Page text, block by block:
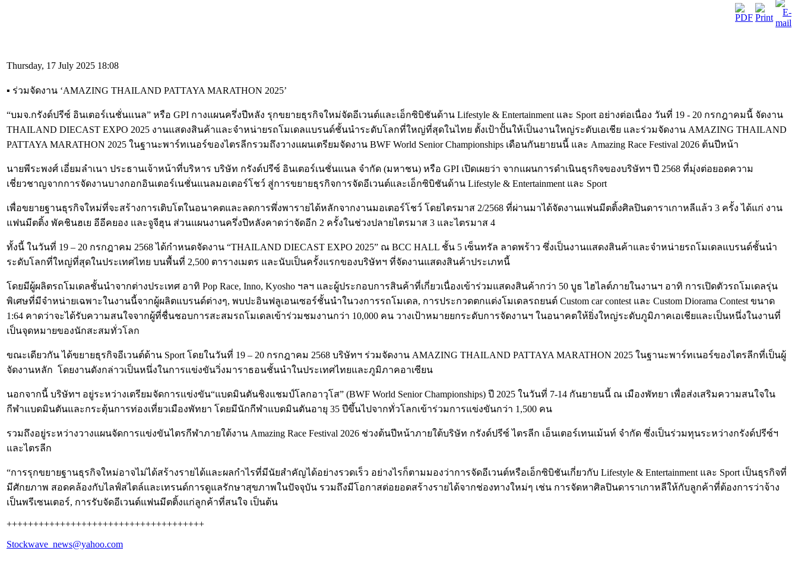
Thursday, 17 July 2025 18:08
▪︎ ร่วมจัดงาน ‘AMAZING THAILAND PATTAYA MARATHON 2025’
“บมจ.กรังด์ปรีซ์ อินเตอร์เนชั่นแนล” หรือ GPI กางแผนครึ่งปีหลัง รุกขยายธุรกิจใหม่จัดอีเวนต์และเอ็กซิบิชันด้าน Lifestyle & Entertainment และ Sport อย่างต่อเนื่อง วันที่ 19 - 20 กรกฎาคมนี้ จัดงาน
THAILAND DIECAST EXPO 2025 งานแสดงสินค้าและจำหน่ายรถโมเดลแบรนด์ชั้นนำระดับโลกที่ใหญ่ที่สุดในไทย ตั้งเป้าปั้นให้เป็นงานใหญ่ระดับเอเชีย และร่วมจัดงาน AMAZING THAILAND
PATTAYA MARATHON 2025 ในฐานะพาร์ทเนอร์ของไตรลีกรวมถึงวางแผนเตรียมจัดงาน BWF World Senior Championships เดือนกันยายนนี้ และ Amazing Race Festival 2026 ต้นปีหน้า
นายพีระพงศ์ เอี่ยมลำเนา ประธานเจ้าหน้าที่บริหาร บริษัท กรังด์ปรีซ์ อินเตอร์เนชั่นแนล จำกัด (มหาชน) หรือ GPI เปิดเผยว่า จากแผนการดำเนินธุรกิจของบริษัทฯ ปี 2568 ที่มุ่งต่อยอดความ
เชี่ยวชาญจากการจัดงานบางกอกอินเตอร์เนชั่นแนลมอเตอร์โชว์ สู่การขยายธุรกิจการจัดอีเวนต์และเอ็กซิบิชันด้าน Lifestyle & Entertainment และ Sport
เพื่อขยายฐานธุรกิจใหม่ที่จะสร้างการเติบโตในอนาคตและลดการพึ่งพารายได้หลักจากงานมอเตอร์โชว์ โดยไตรมาส 2/2568 ที่ผ่านมาได้จัดงานแฟนมีตติ้งศิลปินดาราเกาหลีแล้ว 3 ครั้ง ได้แก่ งาน
แฟนมีตติ้ง พัคชินฮเย อีอีคยอง และจูจีฮุน ส่วนแผนงานครึ่งปีหลังคาดว่าจัดอีก 2 ครั้งในช่วงปลายไตรมาส 3 และไตรมาส 4
ทั้งนี้ ในวันที่ 19 – 20 กรกฎาคม 2568 ได้กำหนดจัดงาน “THAILAND DIECAST EXPO 2025” ณ BCC HALL ชั้น 5 เซ็นทรัล ลาดพร้าว ซึ่งเป็นงานแสดงสินค้าและจำหน่ายรถโมเดลแบรนด์ชั้นนำ
ระดับโลกที่ใหญ่ที่สุดในประเทศไทย บนพื้นที่ 2,500 ตารางเมตร และนับเป็นครั้งแรกของบริษัทฯ ที่จัดงานแสดงสินค้าประเภทนี้
โดยมีผู้ผลิตรถโมเดลชั้นนำจากต่างประเทศ อาทิ Pop Race, Inno, Kyosho ฯลฯ และผู้ประกอบการสินค้าที่เกี่ยวเนื่องเข้าร่วมแสดงสินค้ากว่า 50 บูธ ไฮไลต์ภายในงานฯ อาทิ การเปิดตัวรถโมเดลรุ่น
พิเศษที่มีจำหน่ายเฉพาะในงานนี้จากผู้ผลิตแบรนด์ต่างๆ, พบปะอินฟลูเอนเซอร์ชั้นนำในวงการรถโมเดล, การประกวดตกแต่งโมเดลรถยนต์ Custom car contest และ Custom Diorama Contest ขนาด
1:64 คาดว่าจะได้รับความสนใจจากผู้ที่ชื่นชอบการสะสมรถโมเดลเข้าร่วมชมงานกว่า 10,000 คน วางเป้าหมายยกระดับการจัดงานฯ ในอนาคตให้ยิ่งใหญ่ระดับภูมิภาคเอเชียและเป็นหนึ่งในงานที่
เป็นจุดหมายของนักสะสมทั่วโลก
ขณะเดียวกัน ได้ขยายธุรกิจอีเวนต์ด้าน Sport โดยในวันที่ 19 – 20 กรกฎาคม 2568 บริษัทฯ ร่วมจัดงาน AMAZING THAILAND PATTAYA MARATHON 2025 ในฐานะพาร์ทเนอร์ของไตรลีกที่เป็นผู้
จัดงานหลัก โดยงานดังกล่าวเป็นหนึ่งในการแข่งขันวิ่งมาราธอนชั้นนำในประเทศไทยและภูมิภาคอาเซียน
นอกจากนี้ บริษัทฯ อยู่ระหว่างเตรียมจัดการแข่งขัน“แบดมินตันชิงแชมป์โลกอาวุโส” (BWF World Senior Championships) ปี 2025 ในวันที่ 7-14 กันยายนนี้ ณ เมืองพัทยา เพื่อส่งเสริมความสนใจใน
กีฬาแบดมินตันและกระตุ้นการท่องเที่ยวเมืองพัทยา โดยมีนักกีฬาแบดมินตันอายุ 35 ปีขึ้นไปจากทั่วโลกเข้าร่วมการแข่งขันกว่า 1,500 คน
รวมถึงอยู่ระหว่างวางแผนจัดการแข่งขันไตรกีฬาภายใต้งาน Amazing Race Festival 2026 ช่วงต้นปีหน้าภายใต้บริษัท กรังด์ปรีซ์ ไตรลีก เอ็นเตอร์เทนเม้นท์ จำกัด ซึ่งเป็นร่วมทุนระหว่างกรังด์ปรีซ์ฯ
และไตรลีก
“การรุกขยายฐานธุรกิจใหม่อาจไม่ได้สร้างรายได้และผลกำไรที่มีนัยสำคัญได้อย่างรวดเร็ว อย่างไรก็ตามมองว่าการจัดอีเวนต์หรือเอ็กซิบิชันเกี่ยวกับ Lifestyle & Entertainment และ Sport เป็นธุรกิจที่
มีศักยภาพ สอดคล้องกับไลฟ์สไตล์และเทรนด์การดูแลรักษาสุขภาพในปัจจุบัน รวมถึงมีโอกาสต่อยอดสร้างรายได้จากช่องทางใหม่ๆ เช่น การจัดหาศิลปินดาราเกาหลีให้กับลูกค้าที่ต้องการว่าจ้าง
เป็นพรีเซนเตอร์, การรับจัดอีเวนต์แฟนมีตติ้งแก่ลูกค้าที่สนใจ เป็นต้น
+++++++++++++++++++++++++++++++++++++
Stockwave_news@yahoo.com